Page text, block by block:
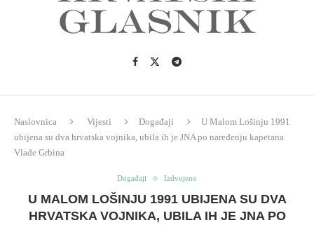
Naslovnica Vijesti Događaji
U Malom Lošinju 1991
ubijena su dva hrvatska vojnika, ubila ih je JNA po naređenju kapetana
Vlade Grbina
Događaji Izdvojeno
U MALOM LOŠINJU 1991 UBIJENA SU DVA
HRVATSKA VOJNIKA, UBILA IH JE JNA PO